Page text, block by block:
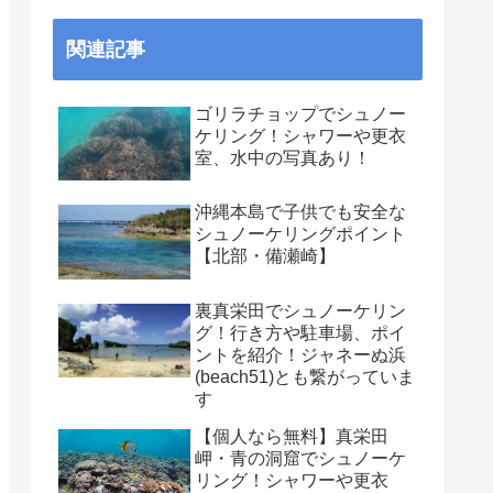
関連記事
ゴリラチョップでシュノー
ケリング！シャワーや更衣
室、水中の写真あり！
沖縄本島で子供でも安全な
シュノーケリングポイント
【北部・備瀬崎】
裏真栄田でシュノーケリン
グ！行き方や駐車場、ポイ
ントを紹介！ジャネーぬ浜
(beach51)とも繋がっていま
す
【個人なら無料】真栄田
岬・青の洞窟でシュノーケ
リング！シャワーや更衣